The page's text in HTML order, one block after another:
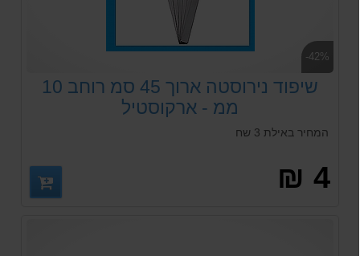
-42%
שיפוד נירוסטה ארוך 45 סמ רוחב 10
ממ - ארקוסטיל
המחיר באילת 3 שח
4 ₪